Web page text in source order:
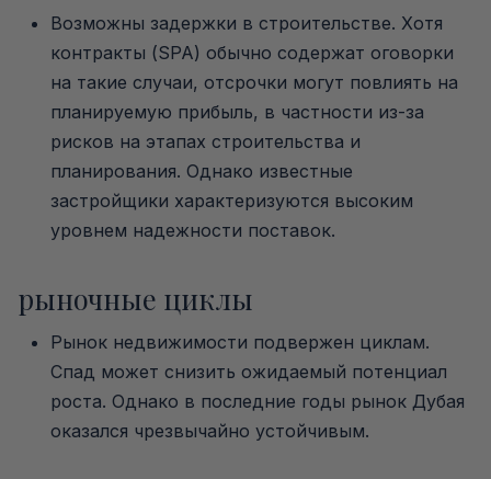
Возможны задержки в строительстве. Хотя
контракты (SPA) обычно содержат оговорки
на такие случаи, отсрочки могут повлиять на
планируемую прибыль, в частности из-за
рисков на этапах строительства и
планирования. Однако известные
застройщики характеризуются высоким
уровнем надежности поставок.
рыночные циклы
Рынок недвижимости подвержен циклам.
Спад может снизить ожидаемый потенциал
роста. Однако в последние годы рынок Дубая
оказался чрезвычайно устойчивым.